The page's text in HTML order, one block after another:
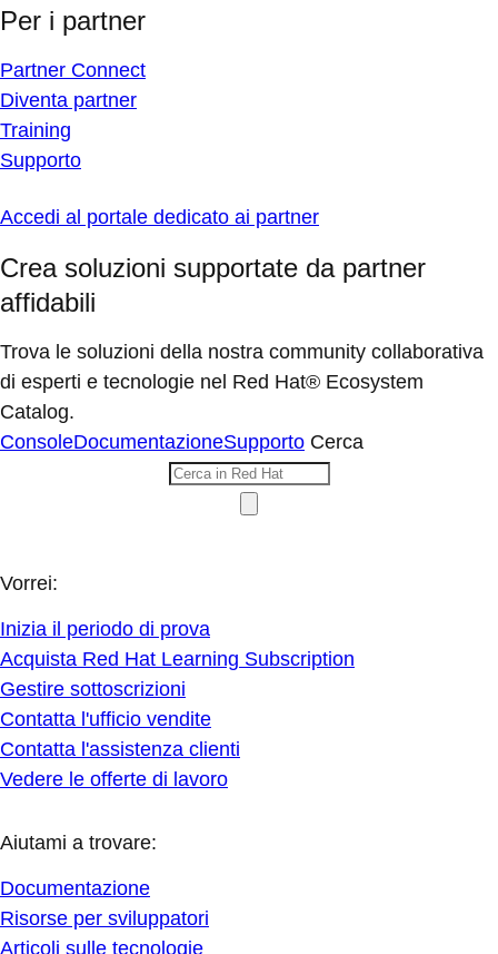
Per i partner
Partner Connect
Diventa partner
Training
Supporto
Accedi al portale dedicato ai partner
Crea soluzioni supportate da partner
affidabili
Trova le soluzioni della nostra community collaborativa
di esperti e tecnologie nel Red Hat® Ecosystem
Catalog.
ConsoleDocumentazioneSupporto Cerca
Vorrei:
Inizia il periodo di prova
Acquista Red Hat Learning Subscription
Gestire sottoscrizioni
Contatta l'ufficio vendite
Contatta l'assistenza clienti
Vedere le offerte di lavoro
Aiutami a trovare:
Documentazione
Risorse per sviluppatori
Articoli sulle tecnologie